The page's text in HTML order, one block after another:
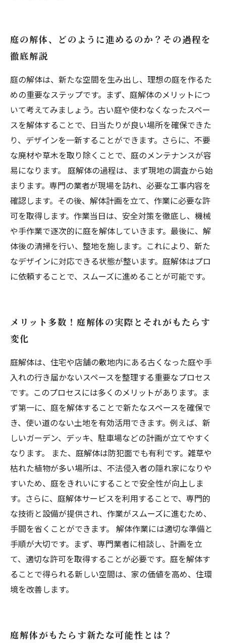
庭の解体、どのように進めるのか？その過程を
徹底解説
庭の解体は、新たな空間を生み出し、理想の庭を作るた
めの重要なステップです。まず、庭解体のメリットにつ
いて考えてみましょう。古い庭や使わなくなったスペー
スを解体することで、日当たりが良い場所を確保できた
り、デザインを一新することができます。さらに、不要
な廃材や草木を取り除くことで、庭のメンテナンスが容
易になります。 庭解体の過程は、まず現地の調査から始
まります。専門の業者が現場を訪れ、必要な工事内容を
確認します。その後、解体計画を立て、作業に必要な許
可を取得します。作業当日は、安全対策を徹底し、機械
や手作業で逐次的に庭を解体していきます。最後に、解
体後の清掃を行い、整地を施します。これにより、新た
なデザインに対応できる状態が整います。庭解体はプロ
に依頼することで、スムーズに進めることが可能です。
メリット多数！庭解体の実際とそれがもたらす
変化
庭解体は、住宅や店舗の敷地内にある古くなった庭や手
入れの行き届かないスペースを整理する重要なプロセス
です。このプロセスには多くのメリットがあります。ま
ず第一に、庭を解体することで新たなスペースを確保で
き、使い道のない土地を有効活用できます。例えば、新
しいガーデン、デッキ、駐車場などの計画が立てやすく
なります。 また、庭解体は防犯面でも有利です。雑草や
枯れた植物が多い場所は、不法侵入者の隠れ家になりや
すいため、庭をきれいにすることで安全性が向上しま
す。さらに、庭解体サービスを利用することで、専門的
な技術と設備が提供され、作業がスムーズに進むため、
手間を省くことができます。 解体作業には適切な準備と
手順が大切です。まず、専門業者に相談し、計画を立
て、適切な許可を取得することが必要です。庭を解体す
ることで得られる新しい空間は、家の価値を高め、住環
境を改善します。
庭解体がもたらす新たな可能性とは？